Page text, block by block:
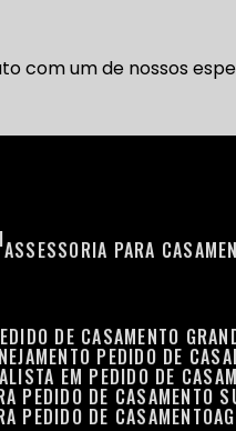
com um de nossos
ASSESSORIA PARA
DE CASAMENTO
PEDIDO DE
EM PEDIDO DE
PEDIDO DE CASAMENTO
PEDIDO DE CASAMENTO